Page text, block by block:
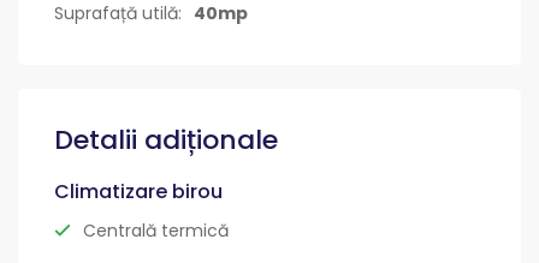
Suprafață utilă: 40mp
Detalii adiționale
Climatizare birou
Centrală termică